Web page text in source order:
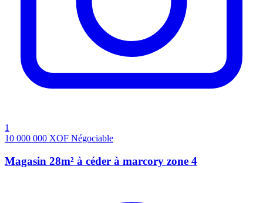
1
10 000 000 XOF Négociable
Magasin 28m² à céder à marcory zone 4